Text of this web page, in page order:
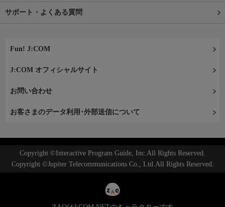
サポート・よくある質問
Fun! J:COM
J:COM オフィシャルサイト
お問い合わせ
お客さまのデータ利用･外部送信について
Copyright ©Interactive Program Guide, Inc.All Rights Reserved.
Copyright ©Jupiter Telecommunications Co., Ltd.All Rights Reserved.